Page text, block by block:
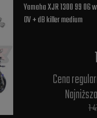
Yamaha XJR 1300 99 06
OV + dB killer medium
Cena
1